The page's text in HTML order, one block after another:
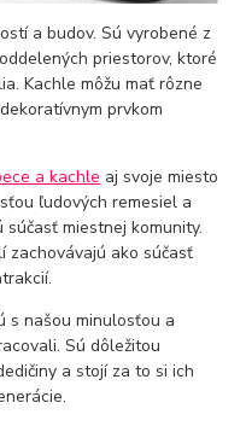
a budov. Sú vyrobené z
priestorov, ktoré
Kachle môžu mať rôzne
prvkom
a kachle aj svoje miesto
ľudových remesiel a
miestnej komunity.
zachovávajú ako súčasť
s našou minulosťou a
Sú dôležitou
a stojí za to si ich